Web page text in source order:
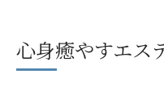
エステ洞察で
心身癒やすエス